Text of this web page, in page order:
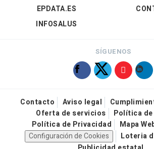
EPDATA.ES
INFOSALUS
SÍGUENOS
Contacto Aviso legal
Oferta de servicios
Política
Política de Privacidad
Mapa
Configuración de Cookies
Loteria